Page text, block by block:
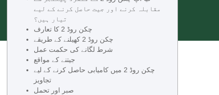
مقابلہ کرنے اور جیت حاصل کرنے کے لیے
تیار ہیں؟
چکن روڈ 2 کا تعارف
چکن روڈ 2 کھیلنے کے طریقے
شرط لگانے کی حکمت عمل
جیتنے کے مواقع
چکن روڈ 2 میں کامیابی حاصل کرنے کے لیے
تجاویز
صبر اور تحمل